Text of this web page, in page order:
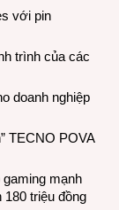
với pin
trình của các
doanh nghiệp
TECNO POVA
mạnh
triệu đồng